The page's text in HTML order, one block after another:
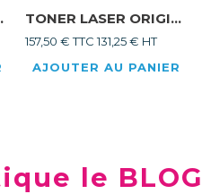
TONER LASER ORIGI...
157,50 € TTC 131,25 € HT
AJOUTER AU PANIER
le BLOG